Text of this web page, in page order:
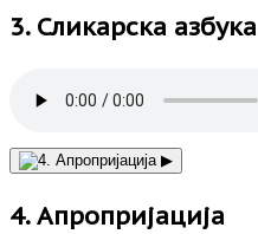
3. Сликарска азбука
▶
4. Апропријација